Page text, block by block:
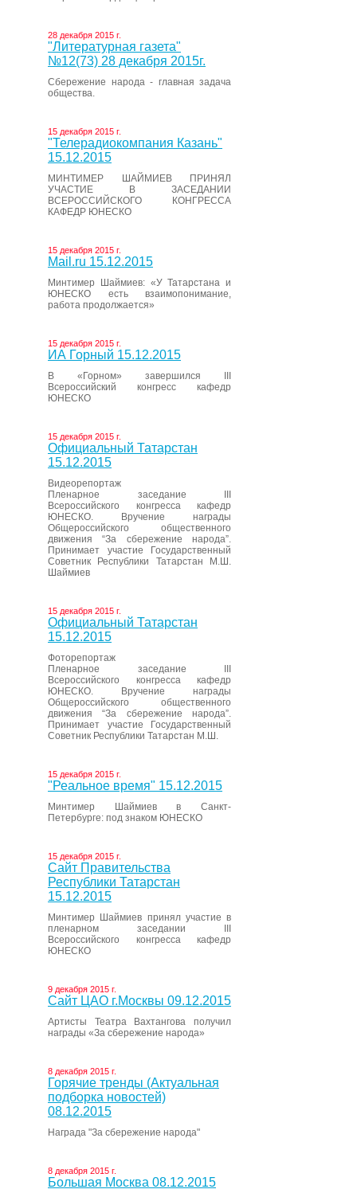
28 декабря 2015 г.
"Литературная газета"
№12(73) 28 декабря 2015г.
Сбережение народа - главная задача
общества.
15 декабря 2015 г.
"Телерадиокомпания Казань"
15.12.2015
МИНТИМЕР ШАЙМИЕВ ПРИНЯЛ
УЧАСТИЕ В ЗАСЕДАНИИ
ВСЕРОССИЙСКОГО КОНГРЕССА
КАФЕДР ЮНЕСКО
15 декабря 2015 г.
Mail.ru 15.12.2015
Минтимер Шаймиев: «У Татарстана и
ЮНЕСКО есть взаимопонимание,
работа продолжается»
15 декабря 2015 г.
ИА Горный 15.12.2015
В «Горном» завершился III
Всероссийский конгресс кафедр
ЮНЕСКО
15 декабря 2015 г.
Официальный Татарстан
15.12.2015
Видеорепортаж
Пленарное заседание III
Всероссийского конгресса кафедр
ЮНЕСКО. Вручение награды
Общероссийского общественного
движения “За сбережение народа”.
Принимает участие Государственный
Советник Республики Татарстан М.Ш.
Шаймиев
15 декабря 2015 г.
Официальный Татарстан
15.12.2015
Фоторепортаж
Пленарное заседание III
Всероссийского конгресса кафедр
ЮНЕСКО. Вручение награды
Общероссийского общественного
движения “За сбережение народа”.
Принимает участие Государственный
Советник Республики Татарстан М.Ш.
15 декабря 2015 г.
"Реальное время" 15.12.2015
Минтимер Шаймиев в Санкт-
Петербурге: под знаком ЮНЕСКО
15 декабря 2015 г.
Сайт Правительства
Республики Татарстан
15.12.2015
Минтимер Шаймиев принял участие в
пленарном заседании III
Всероссийского конгресса кафедр
ЮНЕСКО
9 декабря 2015 г.
Сайт ЦАО г.Москвы 09.12.2015
Артисты Театра Вахтангова получил
награды «За сбережение народа»
8 декабря 2015 г.
Горячие тренды (Актуальная
подборка новостей)
08.12.2015
Награда "За сбережение народа"
8 декабря 2015 г.
Большая Москва 08.12.2015